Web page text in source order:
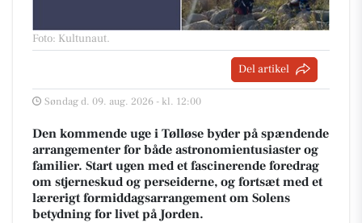
Foto: Kultunaut.
Del artikel
Søndag d. 09. aug. 2026 - kl. 12:00
Den kommende uge i Tølløse byder på spændende
arrangementer for både astronomientusiaster og
familier. Start ugen med et fascinerende foredrag
om stjerneskud og perseiderne, og fortsæt med et
lærerigt formiddagsarrangement om Solens
betydning for livet på Jorden.